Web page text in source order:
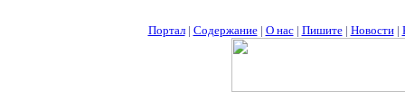
Портал| Содержание| О нас| Пишите| Новости|